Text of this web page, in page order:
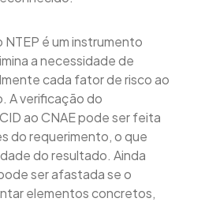
NTEP é um instrumento
a necessidade de
cada fator de risco ao
A verificação do
ao CNAE pode ser feita
do requerimento, o que
do resultado. Ainda
ser afastada se o
elementos concretos,